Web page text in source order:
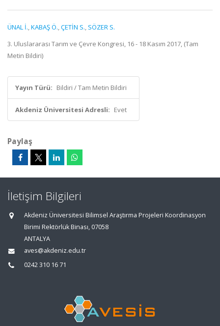
ÜNAL İ.,KABAŞ Ö.,ÇETİN S., SÖZER S.
3. Uluslararası Tarım ve Çevre Kongresi, 16 - 18 Kasım 2017, (Tam
Metin Bildiri)
Yayın Türü: Bildiri / Tam Metin Bildiri
Akdeniz Üniversitesi Adresli: Evet
Paylaş
İletişim Bilgileri
Akdeniz Üniversitesi Bilimsel Araştırma Projeleri Koordinasyon
Birimi Rektörlük Binası, 07058
ANTALYA
aves@akdeniz.edu.tr
0242 310 16 71